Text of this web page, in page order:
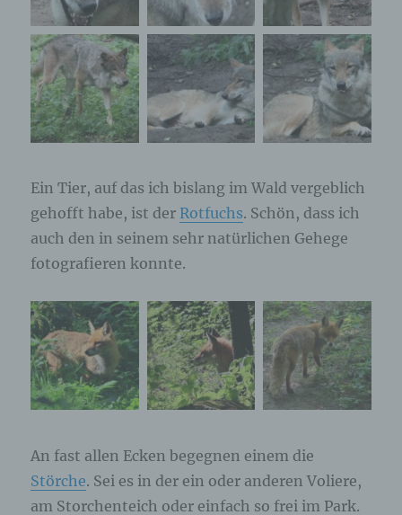
Ein Tier, auf das ich bislang im Wald vergeblich
gehofft habe, ist der Rotfuchs. Schön, dass ich
auch den in seinem sehr natürlichen Gehege
fotografieren konnte.
An fast allen Ecken begegnen einem die
Störche. Sei es in der ein oder anderen Voliere,
am Storchenteich oder einfach so frei im Park.